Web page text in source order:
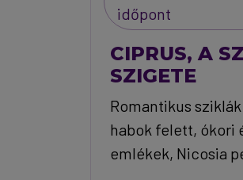
időpont
CIPRUS, A
SZIGETE
Romantikus
habok felett, ókori
emlékek, Nicosia